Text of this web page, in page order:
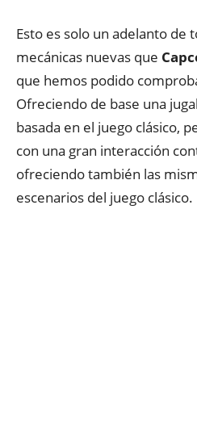
Esto es solo un adelanto de
mecánicas nuevas que
que hemos podido
Ofreciendo de base una
basada en el juego clásico,
con una gran interacción
ofreciendo también las
escenarios del juego clásico.